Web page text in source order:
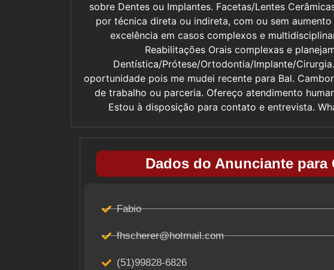
sobre Dentes ou Implantes. Facetas/Lentes
por técnica direta ou indireta, com ou sem aumento
excelência em casos complexos e
Reabilitações Orais complexas e
Dentística/Prótese/Ortodontia/Implante/
oportunidade pois me mudei recente para Bal.
de trabalho ou parceria. Ofereço atendimento
Estou à disposição para contato e entrevista.
Dados do Anunciante para
Fabio
fhscherer@hotmail.com
(51)99828-6826